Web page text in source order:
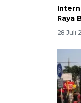
Raya
28 Juli